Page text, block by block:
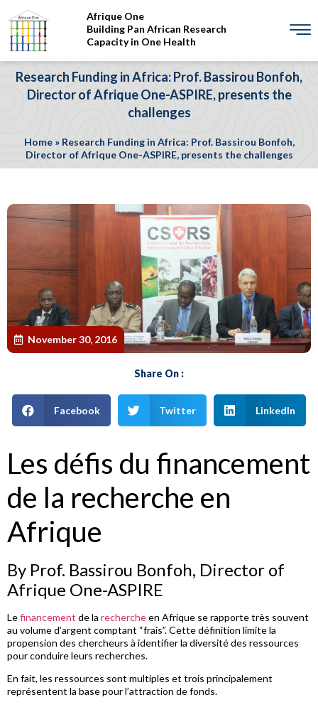
Afrique One
Building Pan African Research
Capacity in One Health
Research Funding in Africa: Prof. Bassirou Bonfoh,
Director of Afrique One-ASPIRE, presents the
challenges
Home» Research Funding in Africa: Prof. Bassirou Bonfoh,
Director of Afrique One-ASPIRE, presents the challenges
November 30, 2016
Share On :
Facebook Twitter LinkedIn
Les défis du financement
de la recherche en
Afrique
By Prof. Bassirou Bonfoh, Director of
Afrique One-ASPIRE
Lefinancement de la rechercheen Afrique se rapporte très souvent
au volume d’argent comptant “frais”. Cette définition limite la
propension des chercheurs à identifier la diversité des ressources
pour conduire leurs recherches.
En fait, les ressources sont multiples et trois principalement
représentent la base pour l’attraction de fonds.